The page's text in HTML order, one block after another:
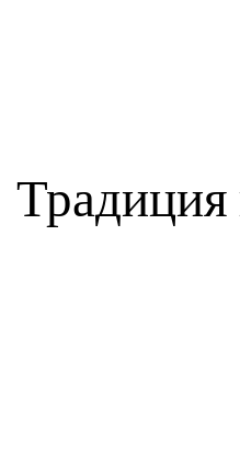
Традиция